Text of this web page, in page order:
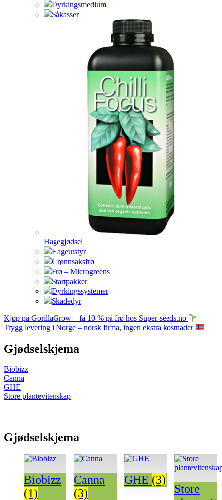
Dyrkingsmedium
Såkasser
Hagegjødsel
Hageutstyr
Grønnsaksfrø
Frø – Microgreens
Startpakker
Dyrkingssystemer
Skadedyr
Kjøp på GorillaGrow – få 10 % på frø hos Super-seeds.no
Trygg levering i Norge – norsk firma, ingen ekstra kostnader
Gjødselskjema
Biobizz
Canna
GHE
Store plantevitenskap
Gjødselskjema
Biobizz
(1)
Canna
(3)
GHE (3)
Store